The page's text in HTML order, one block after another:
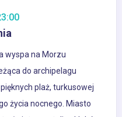
wyspa na Morzu
do archipelagu
plaż, turkusowej
życia nocnego. Miasto